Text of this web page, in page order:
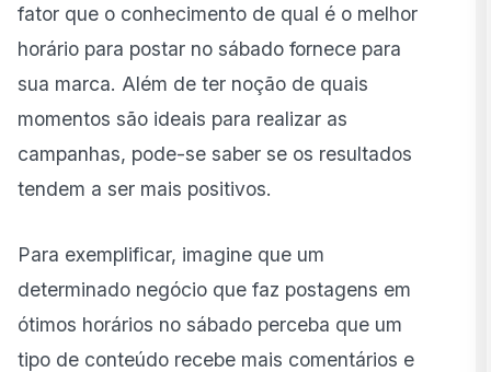
fator que o conhecimento de qual é o melhor
horário para postar no sábado fornece para
sua marca. Além de ter noção de quais
momentos são ideais para realizar as
campanhas, pode-se saber se os resultados
tendem a ser mais positivos.
Para exemplificar, imagine que um
determinado negócio que faz postagens em
ótimos horários no sábado perceba que um
tipo de conteúdo recebe mais comentários e